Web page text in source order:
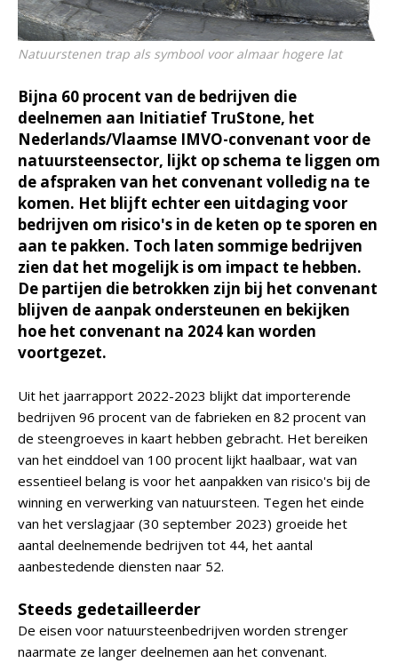
Natuurstenen trap als symbool voor almaar hogere lat
Bijna 60 procent van de bedrijven die
deelnemen aan Initiatief TruStone, het
Nederlands/Vlaamse IMVO-convenant voor de
natuursteensector, lijkt op schema te liggen om
de afspraken van het convenant volledig na te
komen. Het blijft echter een uitdaging voor
bedrijven om risico's in de keten op te sporen en
aan te pakken. Toch laten sommige bedrijven
zien dat het mogelijk is om impact te hebben.
De partijen die betrokken zijn bij het convenant
blijven de aanpak ondersteunen en bekijken
hoe het convenant na 2024 kan worden
voortgezet.
Uit het jaarrapport 2022-2023 blijkt dat importerende
bedrijven 96 procent van de fabrieken en 82 procent van
de steengroeves in kaart hebben gebracht. Het bereiken
van het einddoel van 100 procent lijkt haalbaar, wat van
essentieel belang is voor het aanpakken van risico's bij de
winning en verwerking van natuursteen. Tegen het einde
van het verslagjaar (30 september 2023) groeide het
aantal deelnemende bedrijven tot 44, het aantal
aanbestedende diensten naar 52.
Steeds gedetailleerder
De eisen voor natuursteenbedrijven worden strenger
naarmate ze langer deelnemen aan het convenant.